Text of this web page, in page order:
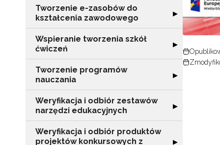
Tworzenie e-zasobów do
kształcenia zawodowego
Rozwiń sekcję
▶
Wspieranie tworzenia szkół
ćwiczeń
Rozwiń sekcję
▶
Tworzenie programów
nauczania
Rozwiń sekcję
▶
Weryfikacja i odbiór zestawów
narzędzi edukacyjnych
Rozwiń sekcję
▶
Weryfikacja i odbiór produktów
projektów konkursowych z
Rozwiń sekcję
▶